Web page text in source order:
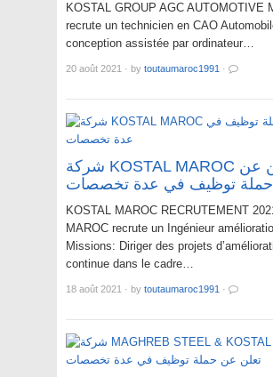
KOSTAL GROUP AGC AUTOMOTIVE
recrute un technicien en CAO
conception assistée par ordinateur…
20 août 2021 · by toutaumaroc1991 ·
شركة KOSTAL MAROC تعلن عن
حملة توظيف في عدة تخصصات
KOSTAL MAROC RECRUTEMENT
MAROC recrute un Ingénieur
Missions: Diriger des projets
continue dans le cadre…
18 août 2021 · by toutaumaroc1991 ·